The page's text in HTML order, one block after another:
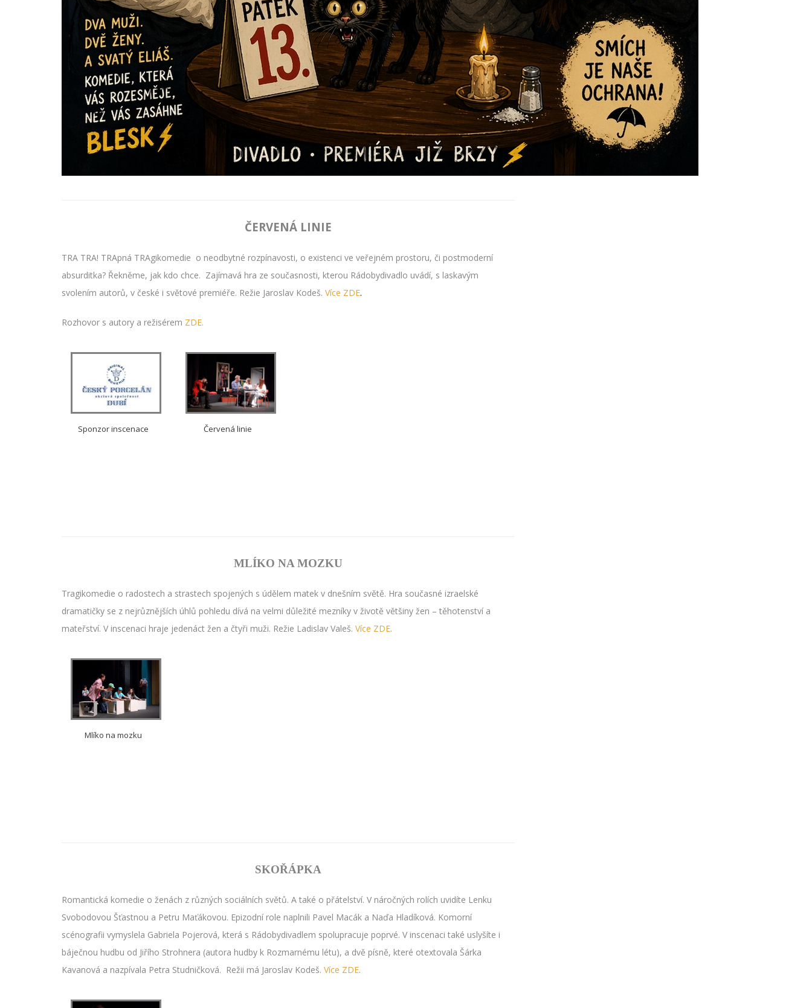
ČERVENÁ LINIE
TRA TRA! TRApná TRAgikomedie o neodbytné rozpínavosti, o existenci ve veřejném prostoru, či postmoderní
absurditka? Řekněme, jak kdo chce. Zajímavá hra ze současnosti, kterou Rádobydivadlo uvádí, s laskavým
svolením autorů, v české i světové premiéře. Režie Jaroslav Kodeš. Více ZDE.
Rozhovor s autory a režisérem ZDE.
Sponzor inscenace Červená linie
MLÍKO NA MOZKU
Tragikomedie o radostech a strastech spojených s údělem matek v dnešním světě. Hra současné izraelské
dramatičky se z nejrůznějších úhlů pohledu dívá na velmi důležité mezníky v životě většiny žen – těhotenství a
mateřství. V inscenaci hraje jedenáct žen a čtyři muži. Režie Ladislav Valeš. Více ZDE.
Mlíko na mozku
SKOŘÁPKA
Romantická komedie o ženách z různých sociálních světů. A také o přátelství. V náročných rolích uvidíte Lenku
Svobodovou Šťastnou a Petru Maťákovou. Epizodní role naplnili Pavel Macák a Naďa Hladíková. Komorní
scénografii vymyslela Gabriela Pojerová, která s Rádobydivadlem spolupracuje poprvé. V inscenaci také uslyšíte i
báječnou hudbu od Jiřího Strohnera (autora hudby k Rozmarnému létu), a dvě písně, které otextovala Šárka
Kavanová a nazpívala Petra Studničková. Režii má Jaroslav Kodeš. Více ZDE.